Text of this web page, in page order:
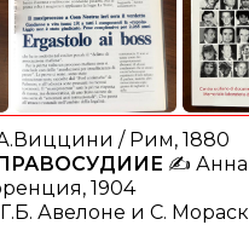
/ Рим, 1880
✍️ Анна
1904
Авелоне и С.